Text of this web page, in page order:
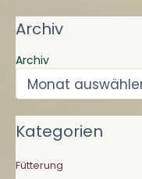
Archiv
Archiv
Kategorien
Fütterung